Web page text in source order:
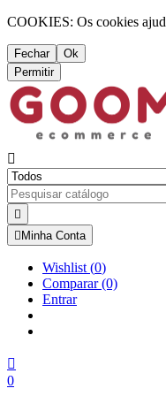
COOKIES: Os cookies
Fechar
Ok
Permitir


 Minha Conta
Wishlist (0)
Comparar(0)
Entrar

0